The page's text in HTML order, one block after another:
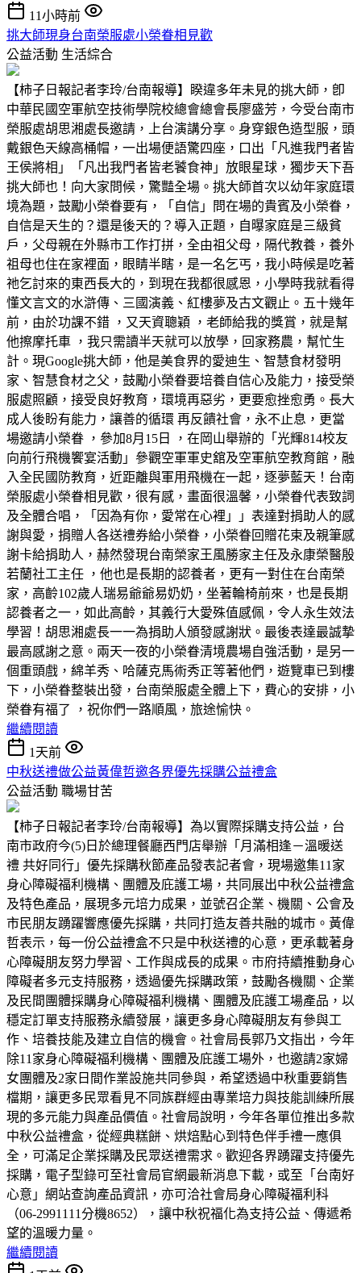
11小時前
挑大師現身台南榮服處小榮眷相見歡
公益活動 生活綜合
【柿子日報記者李玲/台南報導】睽違多年未見的挑大師，卽
中華民國空軍航空技術學院校總會總會長廖盛芳，今受台南市
榮服處胡思湘處長邀請，上台演講分享。身穿銀色造型服，頭
戴銀色天線高桶帽，一出場便語驚四座，口出「凡進我門者皆
王侯將相」「凡出我門者皆老饕食神」放眼星球，獨步天下吾
挑大師也！向大家問候，驚豔全場。挑大師首次以幼年家庭環
境為題，鼓勵小榮眷要有，「自信」問在場的貴賓及小榮眷，
自信是天生的？還是後天的？導入正題，自曝家庭是三級貧
戶，父母親在外縣市工作打拼，全由祖父母，隔代教養，養外
祖母也住在家裡面，眼睛半瞎，是一名乞丐，我小時候是吃著
祂乞討來的東西長大的，到現在我都很感恩，小學時我就看得
懂文言文的水滸傳、三國演義、紅樓夢及古文觀止。五十幾年
前，由於功課不錯 ，又天資聰穎 ，老師給我的獎賞，就是幫
他擦摩托車 ，我只需讀半天就可以放學，回家務農，幫忙生
計。現Google挑大師，他是美食界的愛迪生、智慧食材發明
家、智慧食材之父，鼓勵小榮眷要培養自信心及能力，接受榮
服處照顧，接受良好教育，環境再惡劣，更要愈挫愈勇。長大
成人後盼有能力，讓善的循環 再反饋社會，永不止息，更當
場邀請小榮眷 ，參加8月15日 ，在岡山舉辦的「光輝814校友
向前行飛機饗宴活動」參觀空軍軍史舘及空軍航空教育館，融
入全民國防教育，近距離與軍用飛機在一起，逐夢藍天！台南
榮服處小榮眷相見歡，很有感，畫面很溫馨，小榮眷代表致詞
及全體合唱，「因為有你，愛常在心裡」」表達對捐助人的感
謝與愛，捐贈人各送禮券給小榮眷，小榮眷回贈花束及親筆感
謝卡給捐助人，赫然發現台南榮家王風勝家主任及永康榮醫殷
若蘭社工主任 ，他也是長期的認養者，更有一對住在台南榮
家，高齡102歲人瑞易爺爺易奶奶，坐著輪椅前來，也是長期
認養者之一，如此高齡，其義行大愛殊值感佩，令人永生效法
學習！胡思湘處長一一為捐助人頒發感謝狀。最後表達最誠摯
最高感謝之意。兩天一夜的小榮眷清境農場自強活動，是另一
個重頭戲，綿羊秀、哈薩克馬術秀正等著他們，遊覽車已到樓
下，小榮眷整裝出發，台南榮服處全體上下，費心的安排，小
榮眷有福了 ，祝你們一路順風，旅途愉快。
繼續閱讀
1天前
中秋送禮做公益黃偉哲邀各界優先採購公益禮盒
公益活動 職場甘苦
【柿子日報記者李玲/台南報導】為以實際採購支持公益，台
南市政府今(5)日於總理餐廳西門店舉辦「月滿相逢－溫暖送
禮 共好同行」優先採購秋節產品發表記者會，現場邀集11家
身心障礙福利機構、團體及庇護工場，共同展出中秋公益禮盒
及特色產品，展現多元培力成果，並號召企業、機關、公會及
市民朋友踴躍響應優先採購，共同打造友善共融的城市。黃偉
哲表示，每一份公益禮盒不只是中秋送禮的心意，更承載著身
心障礙朋友努力學習、工作與成長的成果。市府持續推動身心
障礙者多元支持服務，透過優先採購政策，鼓勵各機關、企業
及民間團體採購身心障礙福利機構、團體及庇護工場產品，以
穩定訂單支持服務永續發展，讓更多身心障礙朋友有參與工
作、培養技能及建立自信的機會。社會局長郭乃文指出，今年
除11家身心障礙福利機構、團體及庇護工場外，也邀請2家婦
女團體及2家日間作業設施共同參與，希望透過中秋重要銷售
檔期，讓更多民眾看見不同族群經由專業培力與技能訓練所展
現的多元能力與產品價值。社會局說明，今年各單位推出多款
中秋公益禮盒，從經典糕餅、烘焙點心到特色伴手禮一應俱
全，可滿足企業採購及民眾送禮需求。歡迎各界踴躍支持優先
採購，電子型錄可至社會局官網最新消息下載，或至「台南好
心意」網站查詢產品資訊，亦可洽社會局身心障礙福利科
（06-2991111分機8652），讓中秋祝福化為支持公益、傳遞希
望的溫暖力量。
繼續閱讀